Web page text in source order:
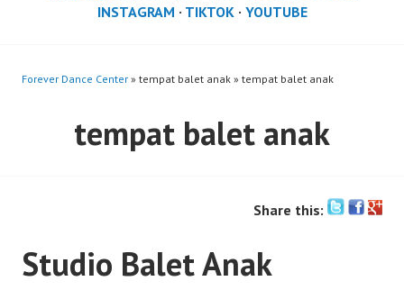
INSTAGRAM · TIKTOK· YOUTUBE
Forever Dance Center » tempat balet anak » tempat balet anak
tempat balet anak
Share this:
Studio Balet Anak